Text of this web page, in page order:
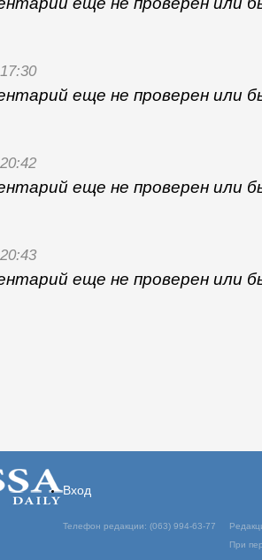
еще не проверен или
еще не проверен или
еще не проверен или
Вход
Телефон редакции: (063) 994-63-77
При